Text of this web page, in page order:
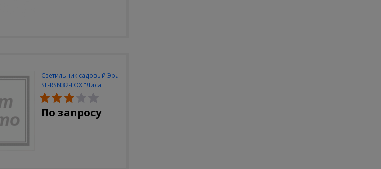
Светильник садовый Эра
SL-RSN32-FOX "Лиса"
солн.бат, полистоун,
цветной, 32 см
По запросу